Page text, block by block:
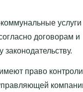
услуги
договорам и
право